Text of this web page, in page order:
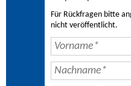
Für Rückfragen bitte
nicht veröffentlicht.